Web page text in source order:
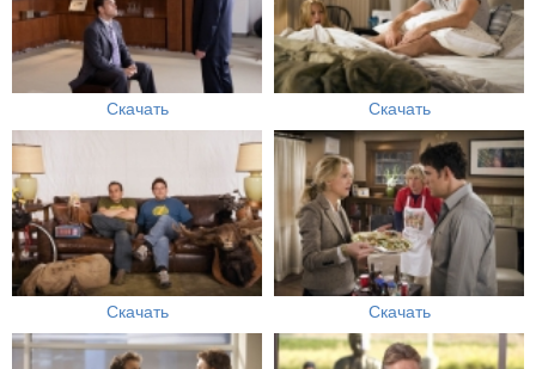
Скачать Скачать
Скачать Скачать